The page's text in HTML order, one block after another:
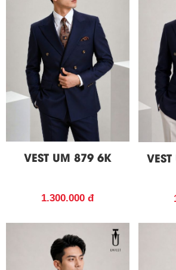
VEST UM 879 6K
1.300.000 đ